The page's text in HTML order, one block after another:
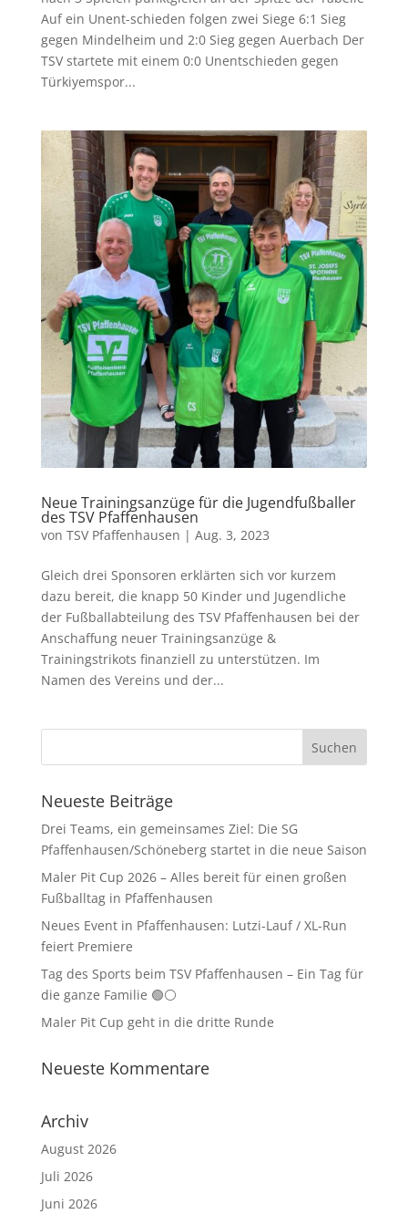
Auf ein Unent-schieden folgen zwei Siege 6:1 Sieg
gegen Mindelheim und 2:0 Sieg gegen Auerbach Der
TSV startete mit einem 0:0 Unentschieden gegen
Türkiyemspor...
Neue Trainingsanzüge für die Jugendfußballer
des TSV Pfaffenhausen
von TSV Pfaffenhausen | Aug. 3, 2023
Gleich drei Sponsoren erklärten sich vor kurzem
dazu bereit, die knapp 50 Kinder und Jugendliche
der Fußballabteilung des TSV Pfaffenhausen bei der
Anschaffung neuer Trainingsanzüge &
Trainingstrikots finanziell zu unterstützen. Im
Namen des Vereins und der...
Neueste Beiträge
Drei Teams, ein gemeinsames Ziel: Die SG
Pfaffenhausen/Schöneberg startet in die neue Saison
Maler Pit Cup 2026 – Alles bereit für einen großen
Fußballtag in Pfaffenhausen
Neues Event in Pfaffenhausen: Lutzi-Lauf / XL-Run
feiert Premiere
Tag des Sports beim TSV Pfaffenhausen – Ein Tag für
die ganze Familie 🟢⚪
Maler Pit Cup geht in die dritte Runde
Neueste Kommentare
Archiv
August 2026
Juli 2026
Juni 2026